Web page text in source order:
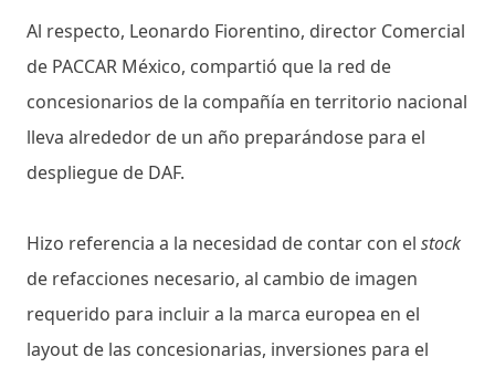
Al respecto, Leonardo Fiorentino, director Comercial
de PACCAR México, compartió que la red de
concesionarios de la compañía en territorio nacional
lleva alrededor de un año preparándose para el
despliegue de DAF.
Hizo referencia a la necesidad de contar con el stock
de refacciones necesario, al cambio de imagen
requerido para incluir a la marca europea en el
layout de las concesionarias, inversiones para el